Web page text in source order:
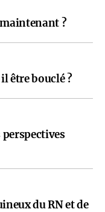
?
être bouclé ?
perspectives
du RN et de